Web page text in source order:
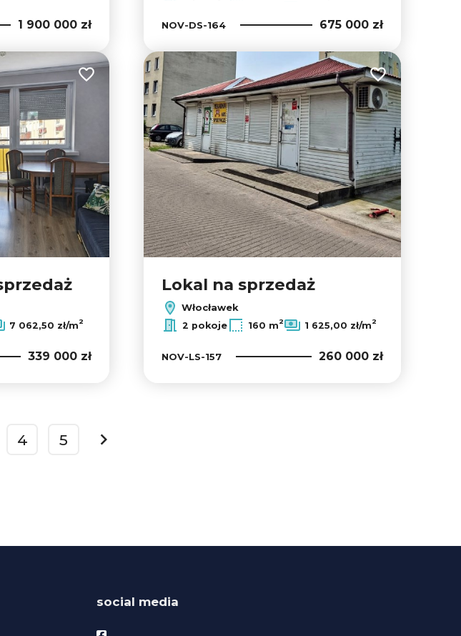
1 900 000 zł NOV-DS-164 675 000 zł
Dodaj do ulubionych
7 062,50 zł/m2
339 000 zł
Dodaj do
Lokal na sprzedaż
Włocławek
2 pokoje 160 m2 1 625,00 zł/m2
NOV-LS-157 260 000 zł
4 5
next
social media